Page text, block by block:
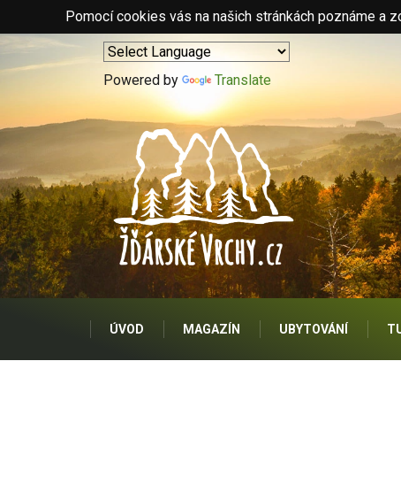
Pomocí cookies vás na našich stránkách poznáme a
Powered by Translate
ÚVOD MAGAZÍN UBYTOVÁNÍ